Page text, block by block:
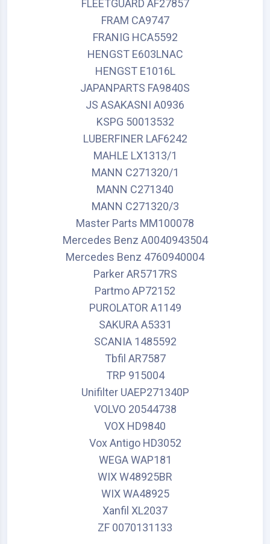
FLEETGUARD AF27857
FRAM CA9747
FRANIG HCA5592
HENGST E603LNAC
HENGST E1016L
JAPANPARTS FA9840S
JS ASAKASNI A0936
KSPG 50013532
LUBERFINER LAF6242
MAHLE LX1313/1
MANN C271320/1
MANN C271340
MANN C271320/3
Master Parts MM100078
Mercedes Benz A0040943504
Mercedes Benz 4760940004
Parker AR5717RS
Partmo AP72152
PUROLATOR A1149
SAKURA A5331
SCANIA 1485592
Tbfil AR7587
TRP 915004
Unifilter UAEP271340P
VOLVO 20544738
VOX HD9840
Vox Antigo HD3052
WEGA WAP181
WIX W48925BR
WIX WA48925
Xanfil XL2037
ZF 0070131133